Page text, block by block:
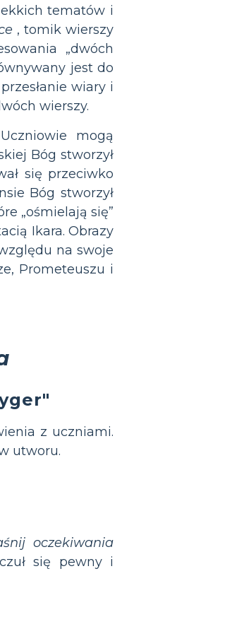
tematów i
, tomik wierszy
„dwóch
jest do
wiary i
wierszy.
mogą
Bóg stworzył
się przeciwko
Bóg stworzył
„ośmielają się”
Ikara. Obrazy
na swoje
Prometeuszu i
z uczniami.
utworu.
oczekiwania
się pewny i